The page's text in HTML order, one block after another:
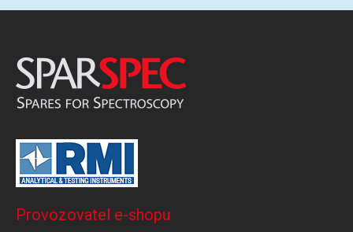
Provozovatel e-shopu